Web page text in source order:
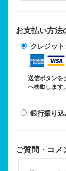
お支払い方法
クレジッ
送信ボタンを
へ移動します。
銀行振り
ご質問・コメ